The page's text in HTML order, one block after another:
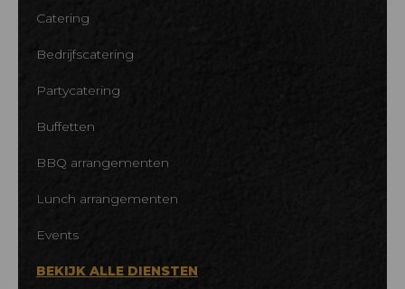
Catering
Bedrijfscatering
Partycatering
Buffetten
BBQ arrangementen
Lunch arrangementen
Events
BEKIJK ALLE DIENSTEN